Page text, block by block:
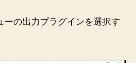
ーの出力プラグインを選択す